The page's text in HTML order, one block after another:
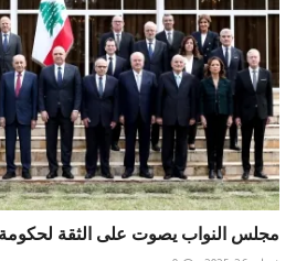
مجلس النواب يصوت على الثقة